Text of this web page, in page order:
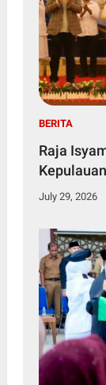
BERITA
Raja
July 29, 2026